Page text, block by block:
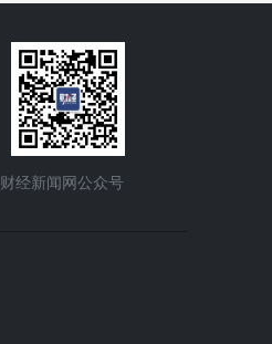
财经新闻网公众号